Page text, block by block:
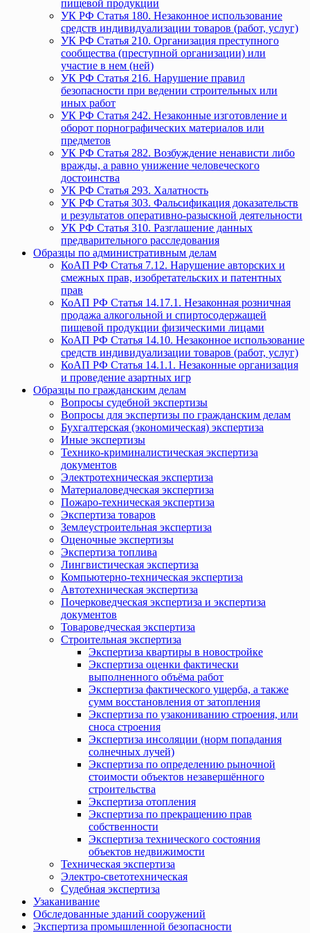
пищевой продукции
УК РФ Статья 180. Незаконное использование
средств индивидуализации товаров (работ, услуг)
УК РФ Статья 210. Организация преступного
сообщества (преступной организации) или
участие в нем (ней)
УК РФ Статья 216. Нарушение правил
безопасности при ведении строительных или
иных работ
УК РФ Статья 242. Незаконные изготовление и
оборот порнографических материалов или
предметов
УК РФ Статья 282. Возбуждение ненависти либо
вражды, а равно унижение человеческого
достоинства
УК РФ Статья 293. Халатность
УК РФ Статья 303. Фальсификация доказательств
и результатов оперативно-разыскной деятельности
УК РФ Статья 310. Разглашение данных
предварительного расследования
Образцы по административным делам
КоАП РФ Статья 7.12. Нарушение авторских и
смежных прав, изобретательских и патентных
прав
КоАП РФ Статья 14.17.1. Незаконная розничная
продажа алкогольной и спиртосодержащей
пищевой продукции физическими лицами
КоАП РФ Статья 14.10. Незаконное использование
средств индивидуализации товаров (работ, услуг)
КоАП РФ Статья 14.1.1. Незаконные организация
и проведение азартных игр
Образцы по гражданским делам
Вопросы судебной экспертизы
Вопросы для экспертизы по гражданским делам
Бухгалтерская (экономическая) экспертиза
Иные экспертизы
Технико-криминалистическая экспертиза
документов
Электротехническая экспертиза
Материаловедческая экспертиза
Пожаро-техническая экспертиза
Экспертиза товаров
Землеустроительная экспертиза
Оценочные экспертизы
Экспертиза топлива
Лингвистическая экспертиза
Компьютерно-техническая экспертиза
Автотехническая экспертиза
Почерковедческая экспертиза и экспертиза
документов
Товароведческая экспертиза
Строительная экспертиза
Экспертиза квартиры в новостройке
Экспертиза оценки фактически
выполненного объёма работ
Экспертиза фактического ущерба, а также
сумм восстановления от затопления
Экспертиза по узакониванию строения, или
сноса строения
Экспертиза инсоляции (норм попадания
солнечных лучей)
Экспертиза по определению рыночной
стоимости объектов незавершённого
строительства
Экспертиза отопления
Экспертиза по прекращению прав
собственности
Экспертиза технического состояния
объектов недвижимости
Техническая экспертиза
Электро-светотехническая
Судебная экспертиза
Узаканивание
Обследованные зданий сооружений
Экспертиза промышленной безопасности